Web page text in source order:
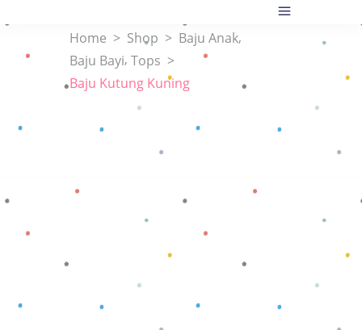
Home > Shop > Baju Anak,
Baju Bayi, Tops >
Baju Kutung Kuning